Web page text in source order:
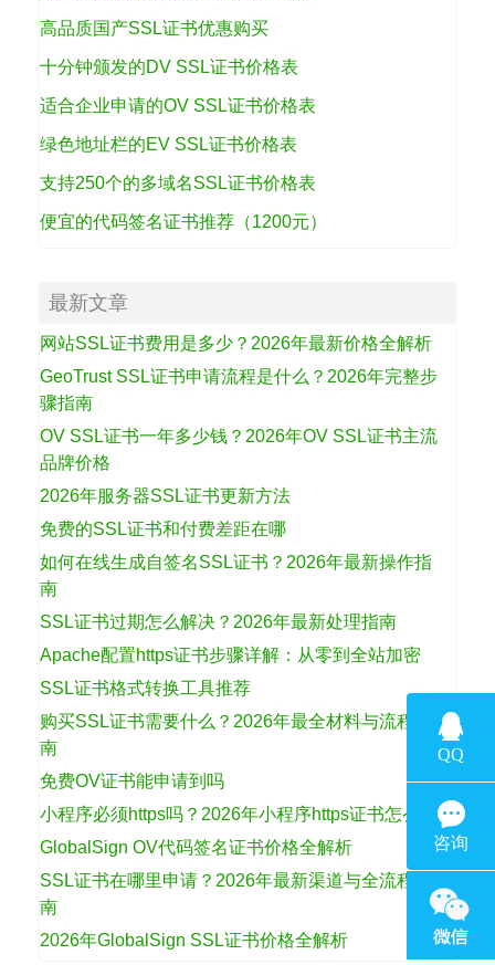
高品质国产SSL证书优惠购买
十分钟颁发的DV SSL证书价格表
适合企业申请的OV SSL证书价格表
绿色地址栏的EV SSL证书价格表
支持250个的多域名SSL证书价格表
便宜的代码签名证书推荐（1200元）
最新文章
网站SSL证书费用是多少？2026年最新价格全解析
GeoTrust SSL证书申请流程是什么？2026年完整步
骤指南
OV SSL证书一年多少钱？2026年OV SSL证书主流
品牌价格
2026年服务器SSL证书更新方法
免费的SSL证书和付费差距在哪
如何在线生成自签名SSL证书？2026年最新操作指
南
SSL证书过期怎么解决？2026年最新处理指南
Apache配置https证书步骤详解：从零到全站加密
SSL证书格式转换工具推荐
购买SSL证书需要什么？2026年最全材料与流程指
南
免费OV证书能申请到吗
小程序必须https吗？2026年小程序https证书怎么选
GlobalSign OV代码签名证书价格全解析
SSL证书在哪里申请？2026年最新渠道与全流程指
南
2026年GlobalSign SSL证书价格全解析